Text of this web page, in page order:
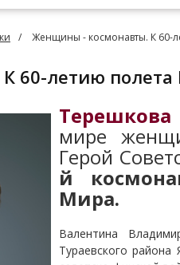
Женщины - космонавты. К 60-
60-летию
Терешкова
мире
Герой
й
Мира.
Валентина
Тураевского района